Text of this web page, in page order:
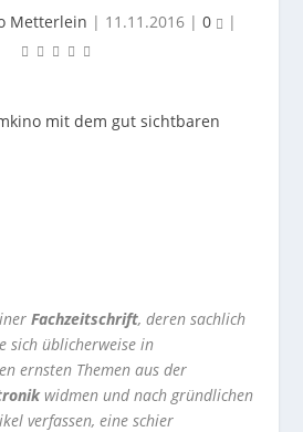
Metterlein | 11.11.2016 | 0 |
Fachzeitschrift, deren sachlich
sich üblicherweise in
ernsten Themen aus der
widmen und nach gründlichen
verfassen, eine schier